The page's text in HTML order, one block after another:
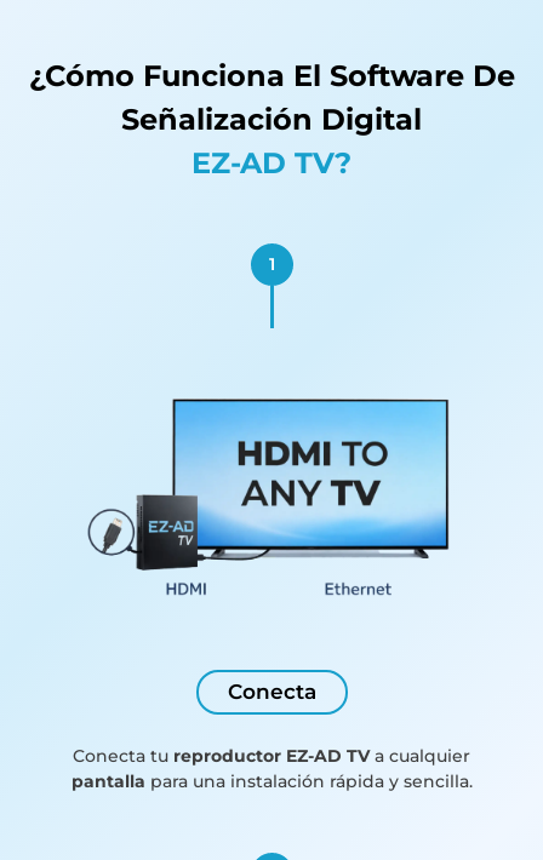
¿Cómo Funciona El Software De
Señalización Digital
EZ-AD TV?
1
Conecta
Conecta tu reproductor EZ-AD TVa cualquier
pantalla para una instalación rápida y sencilla.